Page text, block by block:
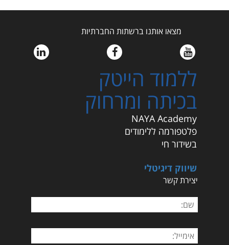
מצאו אותנו ברשתות החברתיות
ללמוד הייטק
בכיתה ומרחוק
NAYA Academy
פלטפורמה ללימודים
בשידור חי
שיווק דיגיטלי
יצירת קשר